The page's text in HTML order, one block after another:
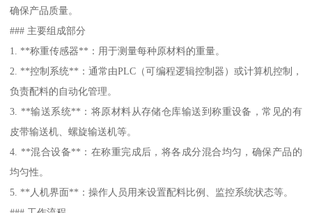
确保产品质量。
### 主要组成部分
1. **称重传感器**：用于测量每种原材料的重量。
2. **控制系统**：通常由PLC（可编程逻辑控制器）或计算机控制，
负责配料的自动化管理。
3. **输送系统**：将原材料从存储仓库输送到称重设备，常见的有
皮带输送机、螺旋输送机等。
4. **混合设备**：在称重完成后，将各成分混合均匀，确保产品的
均匀性。
5. **人机界面**：操作人员用来设置配料比例、监控系统状态等。